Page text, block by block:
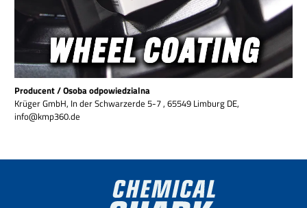
Producent / Osoba odpowiedzialna
Krüger GmbH, In der Schwarzerde 5-7 , 65549 Limburg DE,
info@kmp360.de